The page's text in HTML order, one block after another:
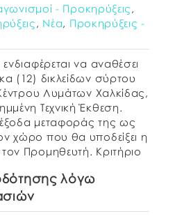
- Προκηρύξεις ,
, Νέα, Προκηρύξεις -
να αναθέσει
(12) δικλείδων σύρτου
Λυμάτων Χαλκίδας,
Τεχνική Έκθεση.
έξοδα μεταφοράς της ως
χώρο που θα υποδείξει η
Προμηθευτή. Κριτήριο
[…]
λόγω